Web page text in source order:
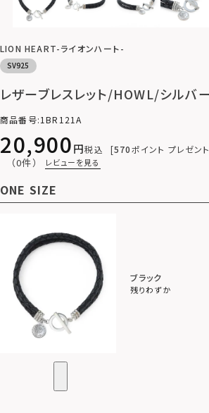
LION HEART-ライオンハート-
SV925
レザーブレスレット/HOWL/シルバ
商品番号 1BR121A
20,900 税込 570ポイント プレゼント
（0件） レビューを見る
ONE SIZE
ブラック
残りわずか